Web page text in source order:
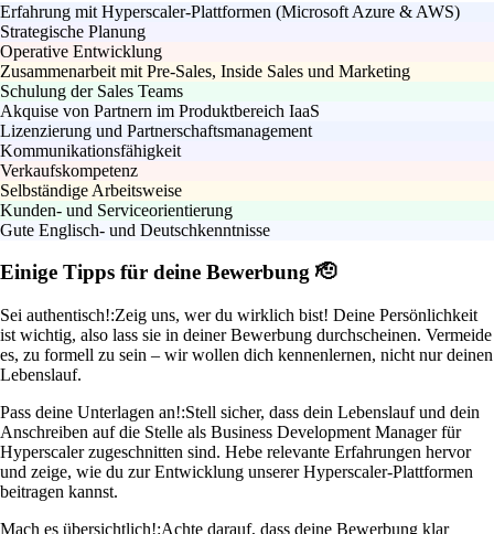
Erfahrung mit Hyperscaler-Plattformen (Microsoft Azure & AWS)
Strategische Planung
Operative Entwicklung
Zusammenarbeit mit Pre-Sales, Inside Sales und Marketing
Schulung der Sales Teams
Akquise von Partnern im Produktbereich IaaS
Lizenzierung und Partnerschaftsmanagement
Kommunikationsfähigkeit
Verkaufskompetenz
Selbständige Arbeitsweise
Kunden- und Serviceorientierung
Gute Englisch- und Deutschkenntnisse
Einige Tipps für deine Bewerbung 🫡
Sei authentisch!:Zeig uns, wer du wirklich bist! Deine Persönlichkeit
ist wichtig, also lass sie in deiner Bewerbung durchscheinen. Vermeide
es, zu formell zu sein – wir wollen dich kennenlernen, nicht nur deinen
Lebenslauf.
Pass deine Unterlagen an!:Stell sicher, dass dein Lebenslauf und dein
Anschreiben auf die Stelle als Business Development Manager für
Hyperscaler zugeschnitten sind. Hebe relevante Erfahrungen hervor
und zeige, wie du zur Entwicklung unserer Hyperscaler-Plattformen
beitragen kannst.
Mach es übersichtlich!:Achte darauf, dass deine Bewerbung klar